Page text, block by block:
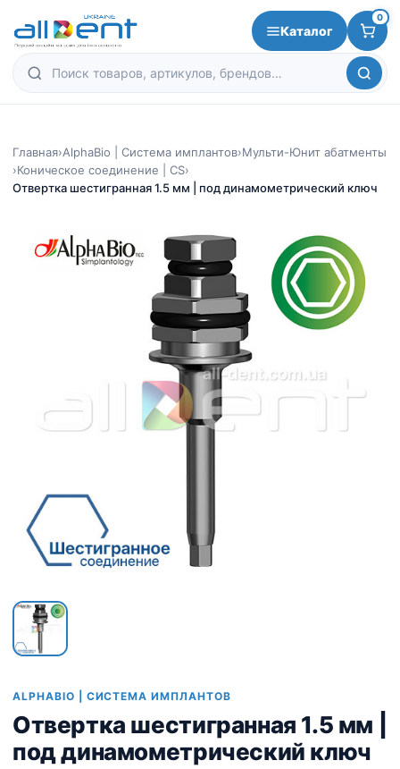
Каталог
0
Главная›AlphaBio | Система имплантов›Мульти-Юнит абатменты
›Коническое соединение | CS›
Отвертка шестигранная 1.5 мм | под динамометрический ключ
ALPHABIO | СИСТЕМА ИМПЛАНТОВ
Отвертка шестигранная 1.5 мм |
под динамометрический ключ